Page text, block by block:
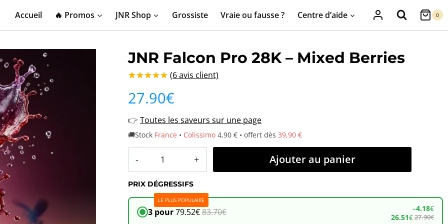
Accueil 🔥 Promos JNR Shop Grossiste Vraie ou fausse ? Centre d’aide 0
JNR Falcon Pro 28K – Mixed Berries
sur 5 basé
sur
client
(6avis client)
27.90€
👉 Toutes les saveurs sur une page
🚚Stock France • Colissimo 4,90 € • offert dès 39,90 €
de
JNR
Falcon
Pro
Ajouter au panier
PRIX DÉGRESSIFS
LE PLUS POPULAIRE
3 pour79.52€83.70€ –4.18€
26.51€27.90€